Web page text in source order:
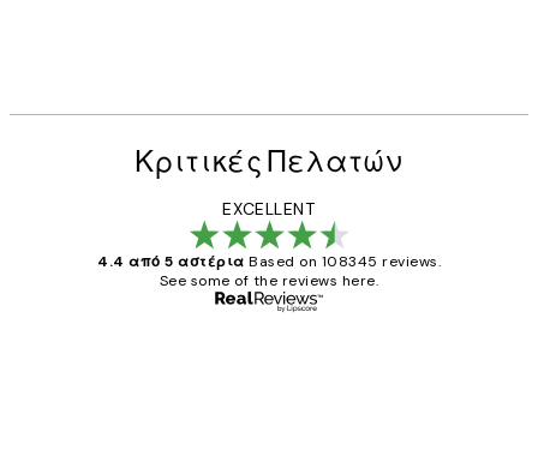
Κριτικές Πελατών
EXCELLENT
4.4 από 5 αστέρια Based on 108345 reviews.
See some of the reviews here.